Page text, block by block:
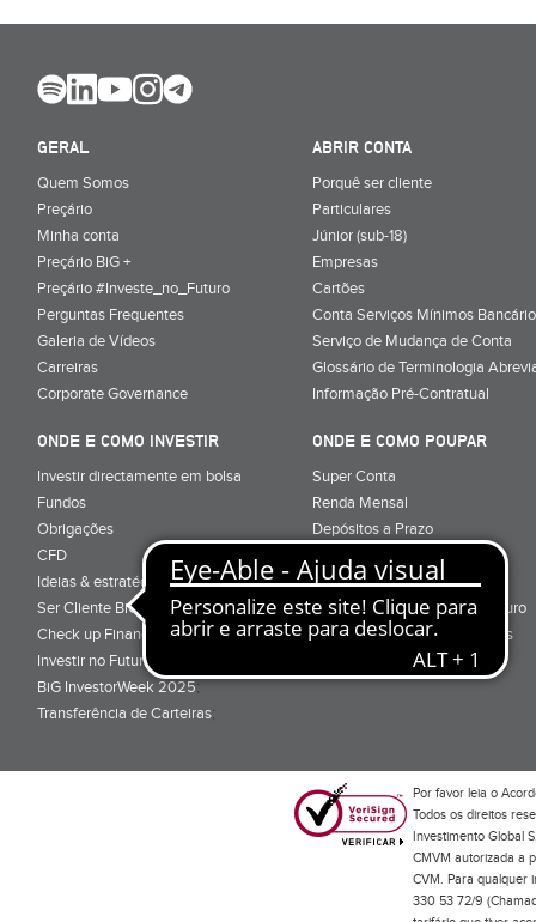
GERAL
Quem Somos
Preçário
Minha conta
Preçário BiG +
Preçário #Investe_no_Futuro
Perguntas Frequentes
Galeria de Vídeos
Carreiras
Corporate Governance
ABRIR CONTA
Porquê ser cliente
Particulares
Júnior (sub-18)
Empresas
Cartões
Conta Serviços Mínimos
Serviço de Mudança de Conta
Glossário de Terminologia
Informação Pré-Contratual
ONDE E COMO INVESTIR
Investir directamente em bolsa
Fundos
Obrigações
CFD
Ideias & estratégias para investir
Ser Cliente BiG
Check up Financeiro
Investir no Futuro
BiG InvestorWeek 2025;
Transferência de Carteiras;
ONDE E COMO POUPAR
Super Conta
Renda Mensal
Depósitos a Prazo
Super Depósito
Conta Poupança BiG Aforro
Certificados de Aforro e Tesouro
Direitos e Deveres - Depósitos
Por favor leia o
Todos os direitos
Investimento Global
CMVM autorizada a
CVM. Para qualquer
330 53 72/9